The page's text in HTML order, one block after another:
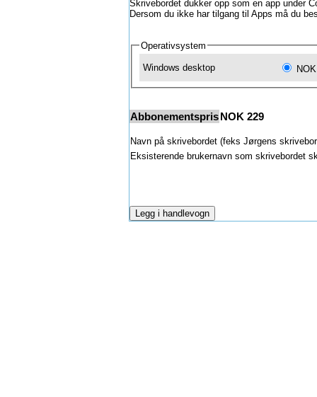
Skrivebordet dukker opp som en app under
Dersom du ikke har tilgang til Apps må du
Operativsystem
Windows desktop
Abbonementspris NOK 229
Navn på skrivebordet (feks Jørgens
Eksisterende brukernavn som skrivebordet